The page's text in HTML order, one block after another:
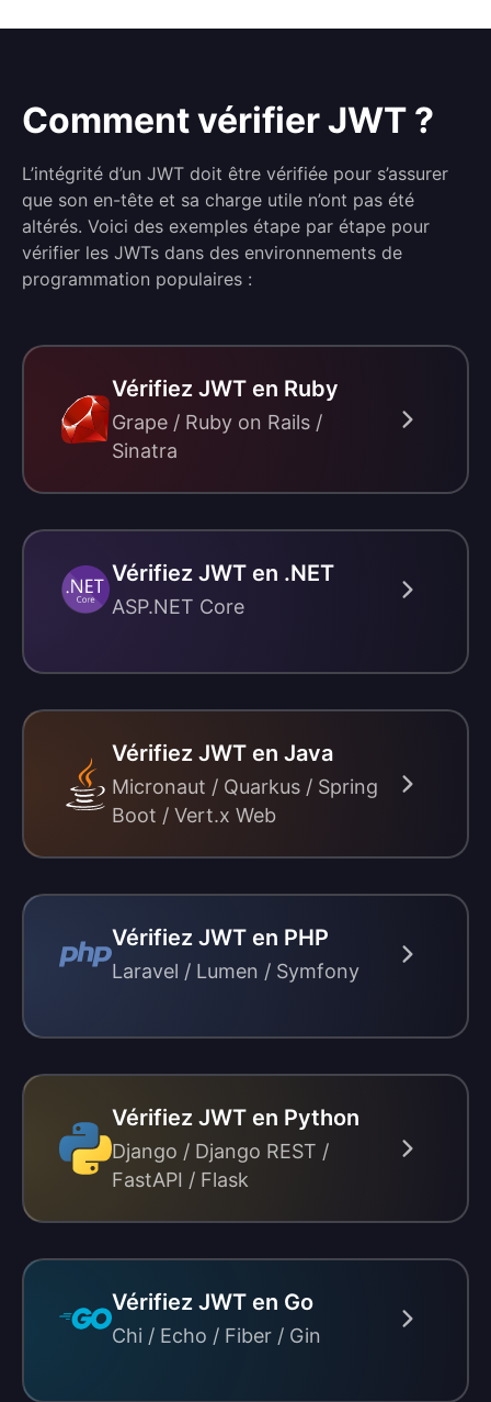
Comment vérifier JWT ?
L’intégrité d’un JWT doit être vérifiée pour s’assurer
que son en-tête et sa charge utile n’ont pas été
altérés. Voici des exemples étape par étape pour
vérifier les JWTs dans des environnements de
programmation populaires :
Vérifiez JWT en Ruby
Grape / Ruby on Rails /
Sinatra
Vérifiez JWT en .NET
ASP.NET Core
Vérifiez JWT en Java
Micronaut / Quarkus / Spring
Boot / Vert.x Web
Vérifiez JWT en PHP
Laravel / Lumen / Symfony
Vérifiez JWT en Python
Django / Django REST /
FastAPI / Flask
Vérifiez JWT en Go
Chi / Echo / Fiber / Gin